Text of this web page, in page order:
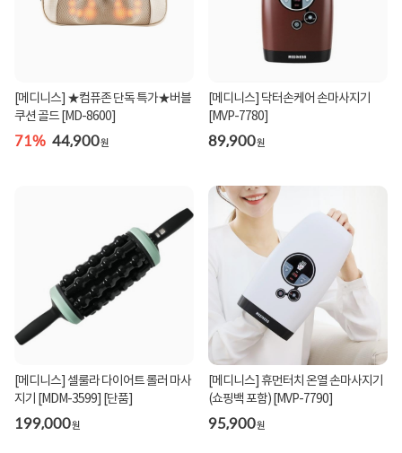
[메디니스] ★컴퓨존 단독 특가★버블
쿠션 골드 [MD-8600]
71% 44,900원
[메디니스] 닥터손케어 손마사지기
[MVP-7780]
89,900원
[메디니스] 셀룰라 다이어트 롤러 마사
지기 [MDM-3599] [단품]
199,000원
[메디니스] 휴먼터치 온열 손마사지기
(쇼핑백 포함) [MVP-7790]
95,900원